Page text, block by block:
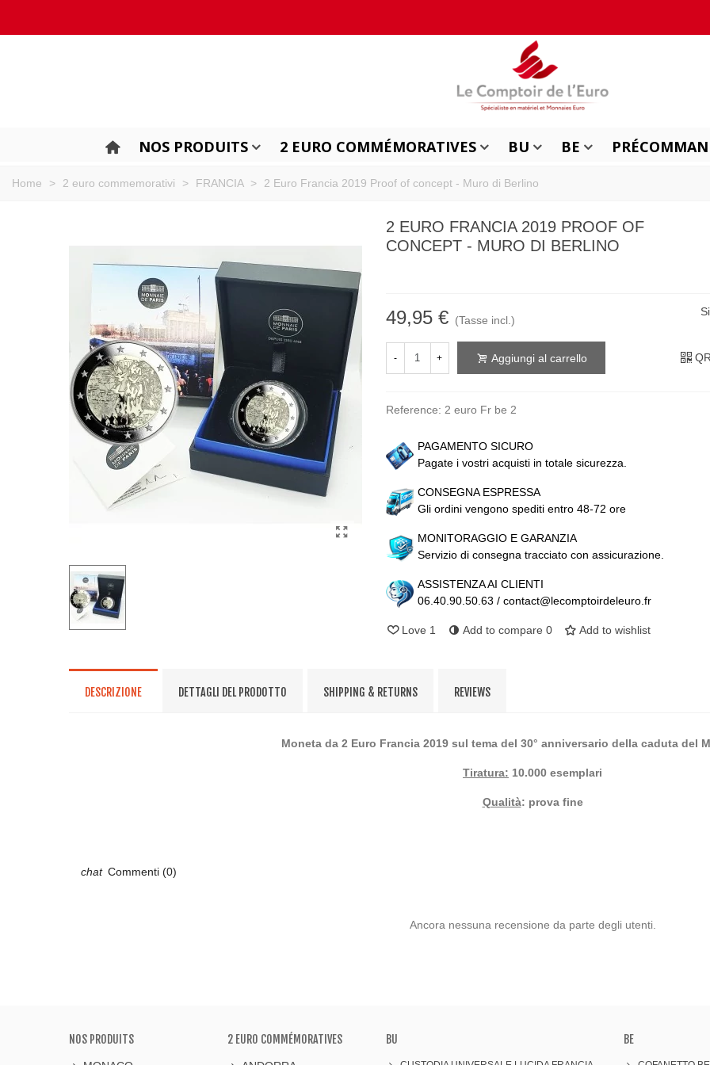
NOS PRODUITS 2 EURO COMMÉMORATIVES BU BE
Home > 2 euro commemorativi > FRANCIA > 2 Euro Francia 2019 Proof of concept - Muro di Berlino
2 EURO FRANCIA 2019 PROOF OF
CONCEPT - MURO DI BERLINO
49,95 € (Tasse incl.)
- + Aggiungi al carrello
Reference: 2 euro Fr be 2
PAGAMENTO SICURO
Pagate i vostri acquisti in totale sicurezza.
CONSEGNA ESPRESSA
Gli ordini vengono spediti entro 48-72 ore
MONITORAGGIO E GARANZIA
Servizio di consegna tracciato con assicurazione.
ASSISTENZA AI CLIENTI
06.40.90.50.63 / contact@lecomptoirdeleuro.fr
Love 1 Add to compare 0 Add to wishlist
DESCRIZIONE DETTAGLI DEL PRODOTTO SHIPPING & RETURNS REVIEWS
Moneta da 2 Euro Francia 2019 sul tema del 30° anniversario della caduta del
Tiratura: 10.000 esemplari
Qualità: prova fine
Commenti (0)
Ancora nessuna recensione da parte degli utenti.
NOS PRODUITS 2 EURO COMMÉMORATIVES BU BE